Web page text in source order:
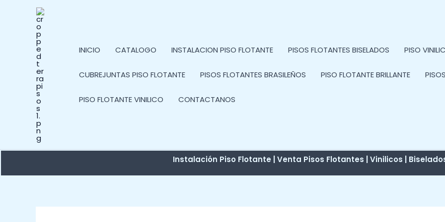
contenido
INICIO
CATALOGO INSTALACION PISO FLOTANTE PISOS FLOTANTES BISELADOS PISO
CUBREJUNTAS PISO FLOTANTE PISOS FLOTANTES BRASILEÑOS PISO FLOTANTE BRILLANTE
PISO FLOTANTE VINILICO CONTACTANOS
Instalación Piso Flotante | Venta Pisos Flotantes | Vinilicos |